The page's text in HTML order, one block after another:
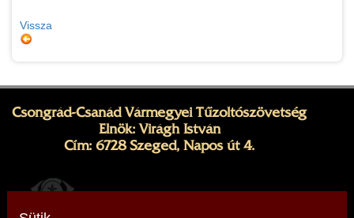
Vissza
Csongrád-Csanád Vármegyei Tűzoltószövetség
Elnök: Virágh István
Cím: 6728 Szeged, Napos út 4.